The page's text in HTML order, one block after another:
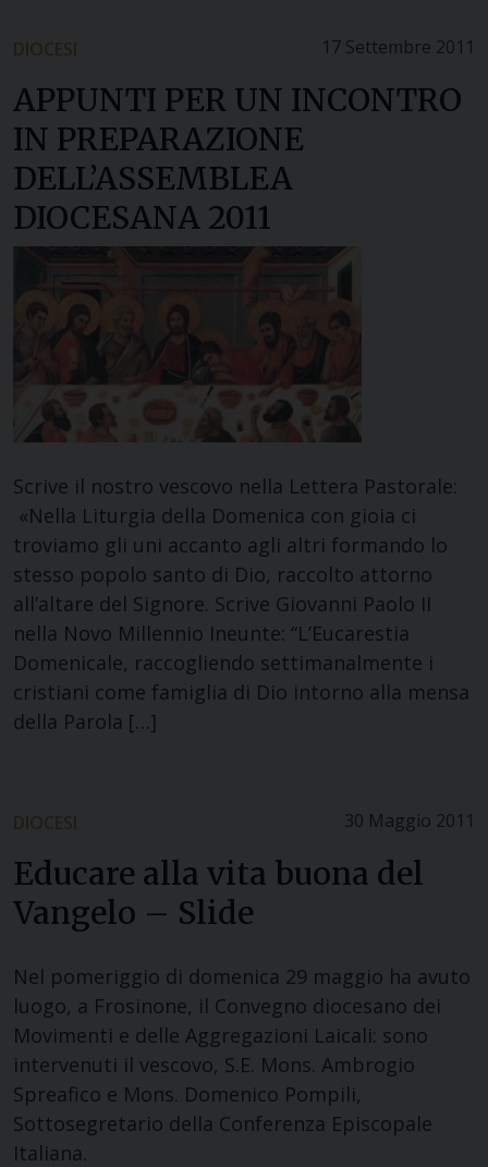
17 Settembre 2011
DIOCESI
APPUNTI PER UN INCONTRO
IN PREPARAZIONE
DELL’ASSEMBLEA
DIOCESANA 2011
Scrive il nostro vescovo nella Lettera Pastorale:
«Nella Liturgia della Domenica con gioia ci
troviamo gli uni accanto agli altri formando lo
stesso popolo santo di Dio, raccolto attorno
all’altare del Signore. Scrive Giovanni Paolo II
nella Novo Millennio Ineunte: “L’Eucarestia
Domenicale, raccogliendo settimanalmente i
cristiani come famiglia di Dio intorno alla mensa
della Parola […]
30 Maggio 2011
DIOCESI
Educare alla vita buona del
Vangelo – Slide
Nel pomeriggio di domenica 29 maggio ha avuto
luogo, a Frosinone, il Convegno diocesano dei
Movimenti e delle Aggregazioni Laicali: sono
intervenuti il vescovo, S.E. Mons. Ambrogio
Spreafico e Mons. Domenico Pompili,
Sottosegretario della Conferenza Episcopale
Italiana.